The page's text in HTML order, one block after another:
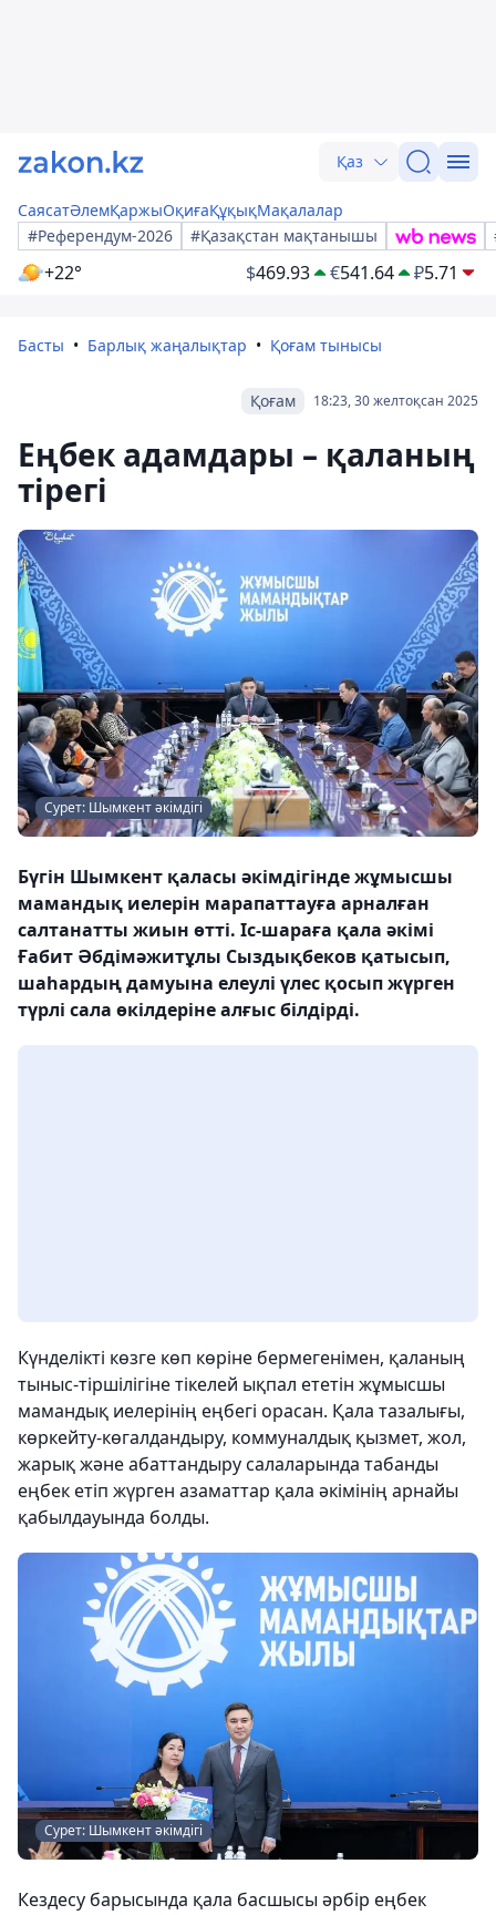
Қаз
СаясатӘлемҚаржыОқиғаҚұқықМақалалар
#Референдум-2026
#Қазақстан мақтанышы
+22° $469.93 €541.64 ₽5.71
Басты Барлық жаңалықтар Қоғам тынысы
18:23, 30 желтоқсан 2025
Қоғам
Еңбек адамдары – қаланың
тірегі
Сурет: Шымкент әкімдігі
Бүгін Шымкент қаласы әкімдігінде жұмысшы
мамандық иелерін марапаттауға арналған
салтанатты жиын өтті. Іс-шараға қала әкімі
Ғабит Әбдімәжитұлы Сыздықбеков қатысып,
шаһардың дамуына елеулі үлес қосып жүрген
түрлі сала өкілдеріне алғыс білдірді.
Күнделікті көзге көп көріне бермегенімен, қаланың
тыныс-тіршілігіне тікелей ықпал ететін жұмысшы
мамандық иелерінің еңбегі орасан. Қала тазалығы,
көркейту-көгалдандыру, коммуналдық қызмет, жол,
жарық және абаттандыру салаларында табанды
еңбек етіп жүрген азаматтар қала әкімінің арнайы
қабылдауында болды.
Сурет: Шымкент әкімдігі
Кездесу барысында қала басшысы әрбір еңбек